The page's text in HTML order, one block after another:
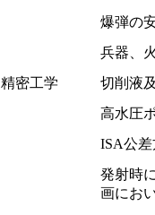
爆弾の
兵器、
精密工学
切削液
高水圧
ISA公
発射時
画にお